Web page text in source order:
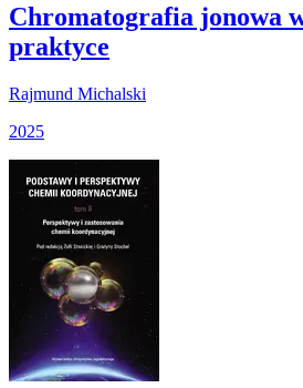
Chromatografia jonowa
praktyce
Rajmund Michalski
2025